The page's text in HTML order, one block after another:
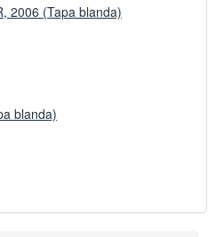
2006 (Tapa blanda)
blanda)